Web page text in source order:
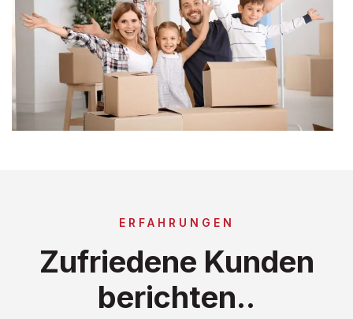
ERFAHRUNGEN
Zufriedene Kunden
berichten..